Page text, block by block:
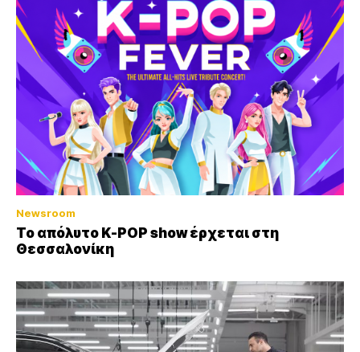
Newsroom
Το απόλυτο K-POP show έρχεται στη
Θεσσαλονίκη